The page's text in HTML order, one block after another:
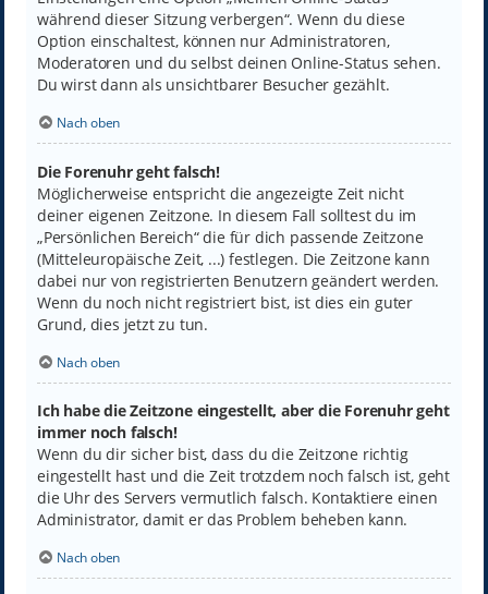
während dieser Sitzung verbergen“. Wenn du diese
Option einschaltest, können nur Administratoren,
Moderatoren und du selbst deinen Online-Status sehen.
Du wirst dann als unsichtbarer Besucher gezählt.
Nach oben
Die Forenuhr geht falsch!
Möglicherweise entspricht die angezeigte Zeit nicht
deiner eigenen Zeitzone. In diesem Fall solltest du im
„Persönlichen Bereich“ die für dich passende Zeitzone
(Mitteleuropäische Zeit, ...) festlegen. Die Zeitzone kann
dabei nur von registrierten Benutzern geändert werden.
Wenn du noch nicht registriert bist, ist dies ein guter
Grund, dies jetzt zu tun.
Nach oben
Ich habe die Zeitzone eingestellt, aber die Forenuhr geht
immer noch falsch!
Wenn du dir sicher bist, dass du die Zeitzone richtig
eingestellt hast und die Zeit trotzdem noch falsch ist, geht
die Uhr des Servers vermutlich falsch. Kontaktiere einen
Administrator, damit er das Problem beheben kann.
Nach oben